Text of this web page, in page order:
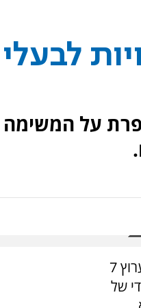
לבעלי
על
ריבה מושכל מנכ"לית 'קרן שלם' בראיון מיוחד באולפן ערוץ 7
של